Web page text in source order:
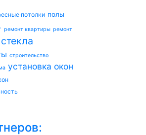
потолки полы
ремонт квартиры ремонт
стекла
строительство
установка окон